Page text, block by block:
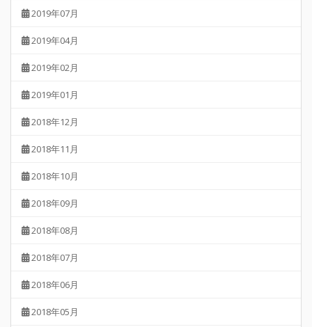
2019年07月
2019年04月
2019年02月
2019年01月
2018年12月
2018年11月
2018年10月
2018年09月
2018年08月
2018年07月
2018年06月
2018年05月